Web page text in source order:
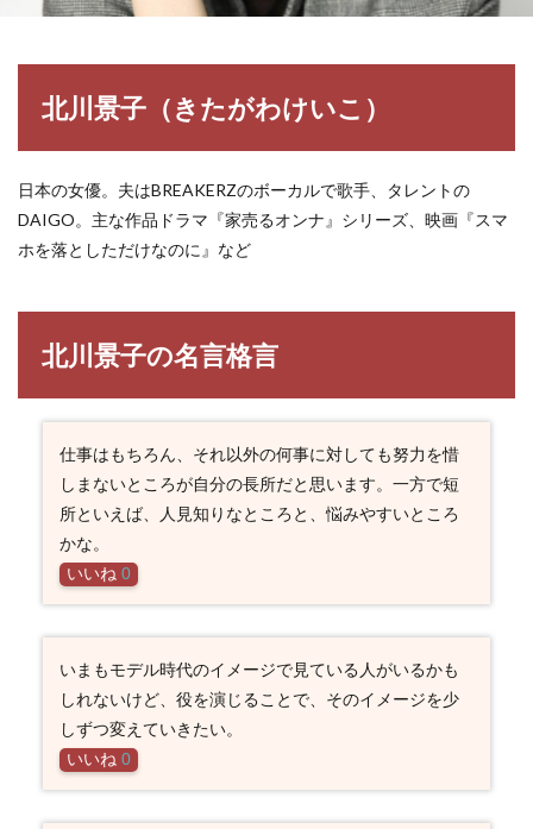
北川景子（きたがわけいこ）
日本の女優。夫はBREAKERZのボーカルで歌手、タレントの
DAIGO。主な作品ドラマ『家売るオンナ』シリーズ、映画『スマ
ホを落としただけなのに』など
北川景子の名言格言
仕事はもちろん、それ以外の何事に対しても努力を惜
しまないところが自分の長所だと思います。一方で短
所といえば、人見知りなところと、悩みやすいところ
かな。
いいね 0
いまもモデル時代のイメージで見ている人がいるかも
しれないけど、役を演じることで、そのイメージを少
しずつ変えていきたい。
いいね 0